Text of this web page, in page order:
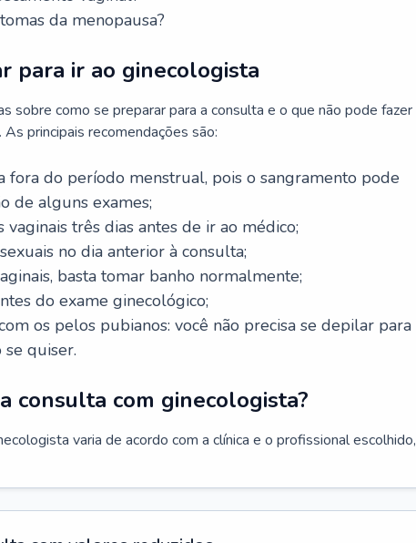
da menopausa?
para ir ao ginecologista
sobre como se preparar para a consulta e o que não pode fazer
principais recomendações são:
fora do período menstrual, pois o sangramento pode
de alguns exames;
vaginais três dias antes de ir ao médico;
no dia anterior à consulta;
basta tomar banho normalmente;
do exame ginecológico;
os pelos pubianos: você não precisa se depilar para
se quiser.
consulta com ginecologista?
varia de acordo com a clínica e o profissional escolhido,